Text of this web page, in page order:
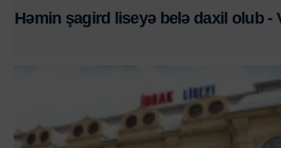
Həmin şagird liseyə belə daxil olub -